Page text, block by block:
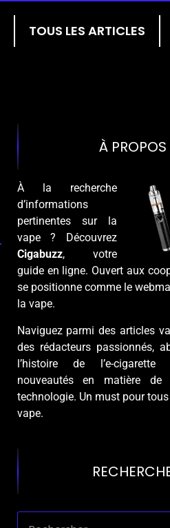
TOUS LES ARTICLES
À PROPOS
À la recherche
d’informations
pertinentes sur la
vape ? Découvrez
Cigabuzz, votre
guide en ligne. Ouvert aux
se positionne comme le
la vape.
Naviguez parmi des articles
des rédacteurs passionnés,
l’histoire de l’e-cigarette
nouveautés en matière
technologie. Un must pour
vape.